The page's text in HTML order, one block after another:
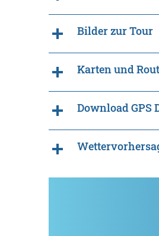
Bilder zur Tour
Karten und
Download GPS